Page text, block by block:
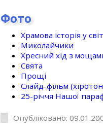
Фото
Храмова історія у
Миколайчики
Хресний хід з
Свята
Прощі
Слайд-фільм
25-рiччя Нашої
Опубліковано: